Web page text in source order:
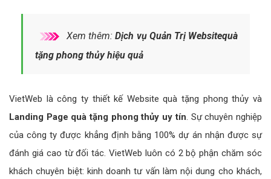
Xem thêm:Dịch vụ Quản Trị Websitequà
tặng phong thủy hiệu quả
VietWeb là công ty thiết kế Website quà tặng phong thủy và
Landing Page quà tặng phong thủy uy tín. Sự chuyên nghiệp
của công ty được khẳng định bằng 100% dự án nhận được sự
đánh giá cao từ đối tác. VietWeb luôn có 2 bộ phận chăm sóc
khách chuyên biệt: kinh doanh tư vấn làm nội dung cho khách,